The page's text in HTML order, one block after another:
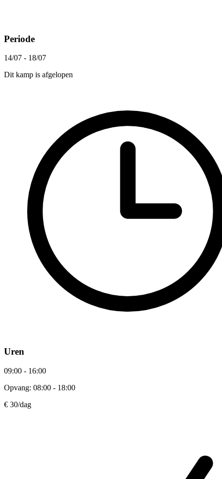
Periode
14/07 - 18/07
Dit kamp is afgelopen
Uren
09:00 - 16:00
Opvang: 08:00 - 18:00
€ 30/dag